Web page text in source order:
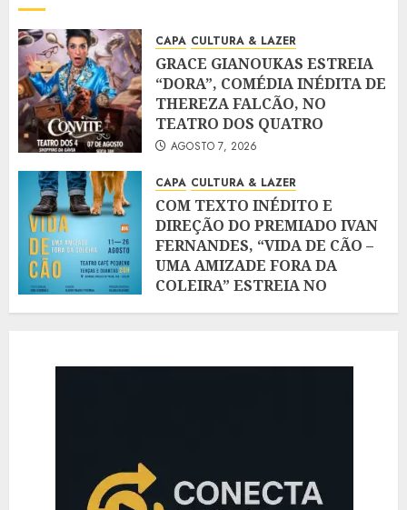
CAPA CULTURA & LAZER
GRACE GIANOUKAS ESTREIA
“DORA”, COMÉDIA INÉDITA DE
THEREZA FALCÃO, NO
TEATRO DOS QUATRO
AGOSTO 7, 2026
CAPA CULTURA & LAZER
COM TEXTO INÉDITO E
DIREÇÃO DO PREMIADO IVAN
FERNANDES, “VIDA DE CÃO –
UMA AMIZADE FORA DA
COLEIRA” ESTREIA NO